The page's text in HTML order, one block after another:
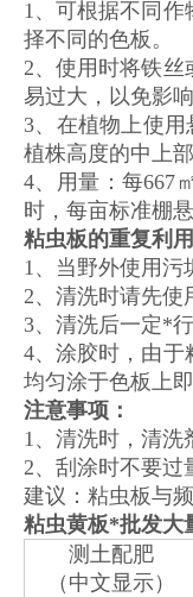
1、可根据不同
择不同的色板。
2、使用时将铁丝
易过大，以免影
3、在植物上使
植株高度的中上
4、用量：每667
时，每亩标准棚
粘虫板的重复利
1、当野外使用污
2、清洗时请先使
3、清洗后一定*
4、涂胶时，由于
均匀涂于色板上
注意事项 ：
1、清洗时，清洗
2、刮涂时不要过
建议：粘虫板与
粘虫黄板*批发大
测土配肥
（中文显示）